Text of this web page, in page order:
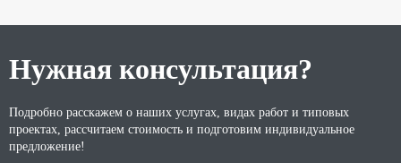
Нужная консультация?
Подробно расскажем о наших услугах, видах работ и типовых
проектах, рассчитаем стоимость и подготовим индивидуальное
предложение!